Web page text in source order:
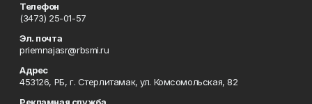
Телефон
(3473) 25-01-57
Эл. почта
priemnajasr@rbsmi.ru
Адрес
453126, РБ, г. Стерлитамак, ул. Комсомольская, 82